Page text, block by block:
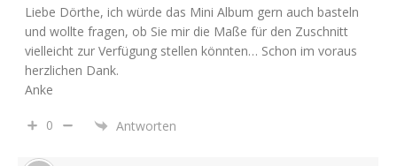
Liebe Dörthe, ich würde das Mini Album gern auch basteln
und wollte fragen, ob Sie mir die Maße für den Zuschnitt
vielleicht zur Verfügung stellen könnten… Schon im voraus
herzlichen Dank.
Anke
0 Antworten